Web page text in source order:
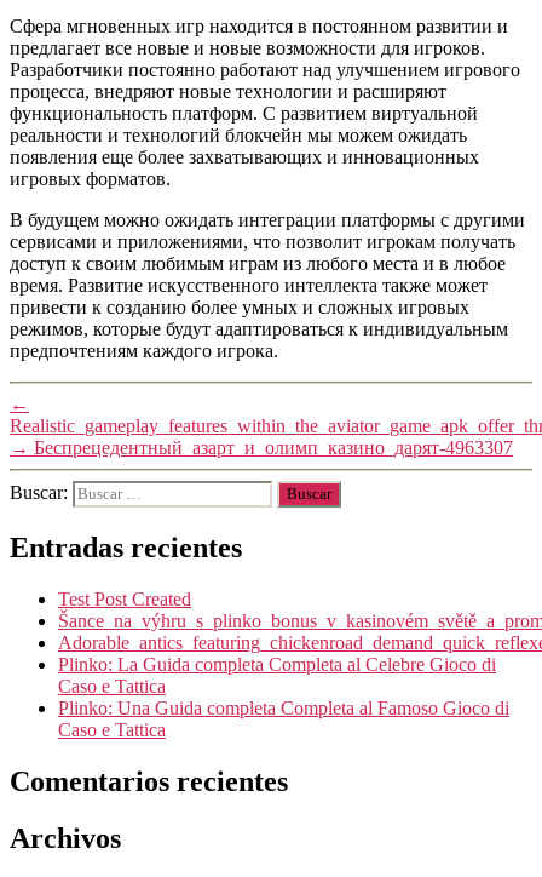
Сфера мгновенных игр находится в постоянном развитии и
предлагает все новые и новые возможности для игроков.
Разработчики постоянно работают над улучшением игрового
процесса, внедряют новые технологии и расширяют
функциональность платформ. С развитием виртуальной
реальности и технологий блокчейн мы можем ожидать
появления еще более захватывающих и инновационных
игровых форматов.
В будущем можно ожидать интеграции платформы с другими
сервисами и приложениями, что позволит игрокам получать
доступ к своим любимым играм из любого места и в любое
время. Развитие искусственного интеллекта также может
привести к созданию более умных и сложных игровых
режимов, которые будут адаптироваться к индивидуальным
предпочтениям каждого игрока.
←
→ Беспрецедентный_азарт_и_олимп_казино_дарят-4963307
Buscar:
Entradas recientes
Test Post Created
Plinko: La Guida completa Completa al Celebre Gioco di
Caso e Tattica
Plinko: Una Guida completa Completa al Famoso Gioco di
Caso e Tattica
Comentarios recientes
Archivos